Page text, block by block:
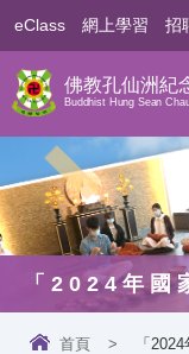
佛教孔仙洲紀
Buddhist Hung Sean
eClass 網上學習 招
「2024年國
首頁 > 「